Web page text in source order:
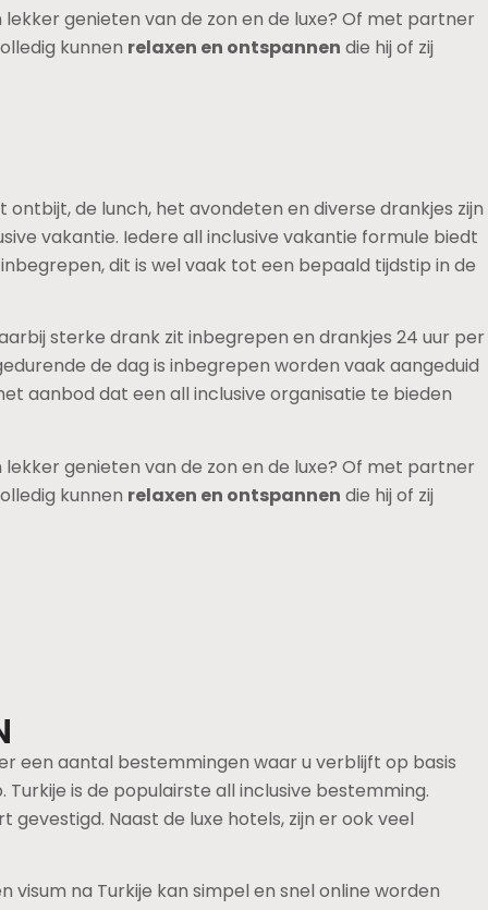
genieten van de zon en de luxe? Of met partner
kunnen relaxen en ontspannen die hij of zij
de lunch, het avondeten en diverse drankjes zijn
vakantie. Iedere all inclusive vakantie formule biedt
dit is wel vaak tot een bepaald tijdstip in de
sterke drank zit inbegrepen en drankjes 24 uur per
de dag is inbegrepen worden vaak aangeduid
aanbod dat een all inclusive organisatie te bieden
genieten van de zon en de luxe? Of met partner
kunnen relaxen en ontspannen die hij of zij
een aantal bestemmingen waar u verblijft op basis
is de populairste all inclusive bestemming.
Naast de luxe hotels, zijn er ook veel
na Turkije kan simpel en snel online worden